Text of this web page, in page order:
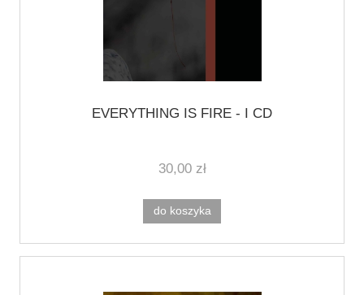
EVERYTHING IS FIRE - I CD
30,00 zł
do koszyka